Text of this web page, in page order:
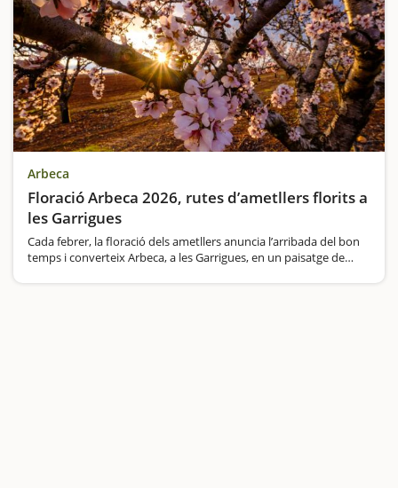
Arbeca
Floració Arbeca 2026, rutes d’ametllers florits a
les Garrigues
Cada febrer, la floració dels ametllers anuncia l’arribada del bon
temps i converteix Arbeca, a les Garrigues, en un paisatge de